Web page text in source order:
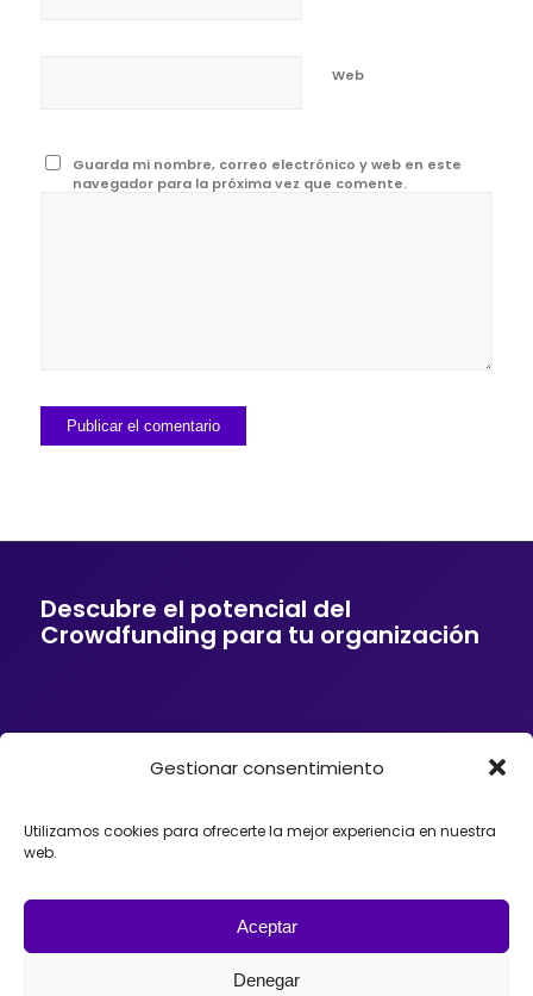
Gestionar consentimiento
Utilizamos cookies para ofrecerte la mejor experiencia en nuestra
web.
Aceptar
Denegar
Web
Guarda mi nombre, correo electrónico y web en este
navegador para la próxima vez que comente.
Descubre el potencial del
Crowdfunding para tu organización
Si tu empresa o entidad quiere ofrecer a sus
fundraising, podemos ayudarte. Trabajamos con
organizaciones que desean incorporar el
proyectos, diseñando estrategias y
acompañando el lanzamiento de campañas con
éxito en España, México o Argentina.